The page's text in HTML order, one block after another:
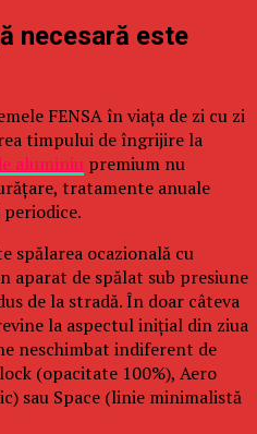
necesară este
FENSA în viața de zi cu zi
timpului de îngrijire la
aluminiu premium nu
tratamente anuale
spălarea ocazională cu
aparat de spălat sub presiune
de la stradă. În doar câteva
la aspectul inițial din ziua
neschimbat indiferent de
(opacitate 100%), Aero
sau Space (linie minimalistă